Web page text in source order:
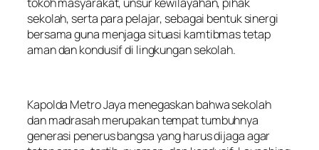
tokoh masyarakat, unsur kewilayahan, pihak
sekolah, serta para pelajar, sebagai bentuk sinergi
bersama guna menjaga situasi kamtibmas tetap
aman dan kondusif di lingkungan sekolah.
Kapolda Metro Jaya menegaskan bahwa sekolah
dan madrasah merupakan tempat tumbuhnya
generasi penerus bangsa yang harus dijaga agar